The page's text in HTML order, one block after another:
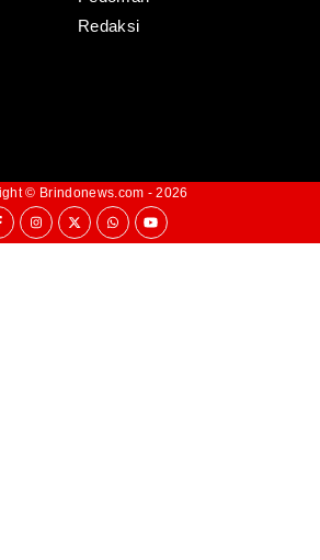
Redaksi
© Brindonews.com - 2026